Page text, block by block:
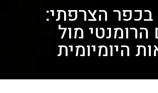
בכפר הצרפתי:
מול
היומיומית